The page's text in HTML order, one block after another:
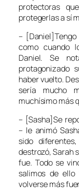
protectoras
protegerlas a sí
–
como cuando
Daniel. Se
protagonizado
haber vuelto.
sería mucho
muchísimo más
– [Sasha]Se
– le animó
sido
destrozó, Sarah
fue. Todo se
salimos de
volverse más